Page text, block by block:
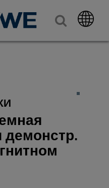
демонстр.